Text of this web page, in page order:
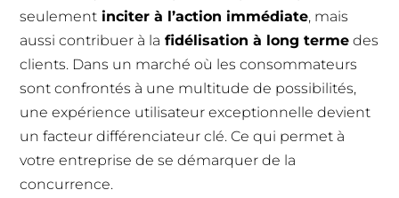
seulement inciter à l’action immédiate, mais
aussi contribuer à la fidélisation à long terme des
clients. Dans un marché où les consommateurs
sont confrontés à une multitude de possibilités,
une expérience utilisateur exceptionnelle devient
un facteur différenciateur clé. Ce qui permet à
votre entreprise de se démarquer de la
concurrence.